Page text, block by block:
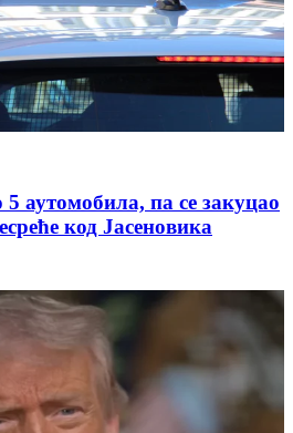
аутомобила, па се закуцао
код Јасеновика